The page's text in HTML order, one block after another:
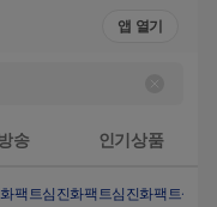
앱 열기
송 인기상품
팩트심진화팩트심진화팩트심진